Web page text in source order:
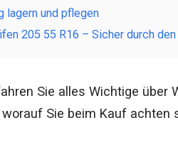
lagern und pflegen
205 55 R16 – Sicher durch
Sie alles Wichtige über
Sie beim Kauf achten